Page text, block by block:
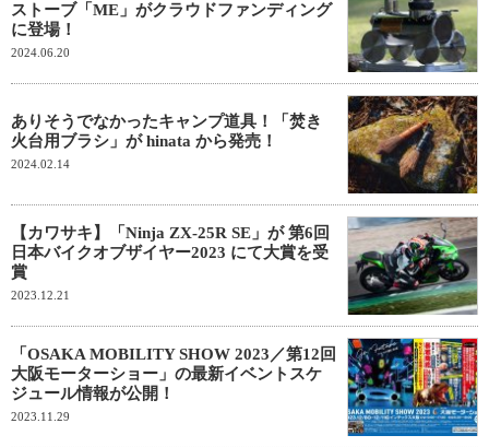
ストーブ「ME」がクラウドファンディング
に登場！
2024.06.20
ありそうでなかったキャンプ道具！「焚き
火台用ブラシ」が hinata から発売！
2024.02.14
【カワサキ】「Ninja ZX-25R SE」が 第6回
日本バイクオブザイヤー2023 にて大賞を受
賞
2023.12.21
「OSAKA MOBILITY SHOW 2023／第12回
大阪モーターショー」の最新イベントスケ
ジュール情報が公開！
2023.11.29